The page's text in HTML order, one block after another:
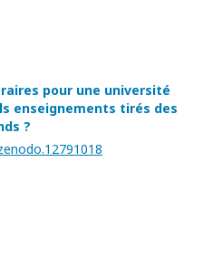
pour une université
enseignements tirés des
?